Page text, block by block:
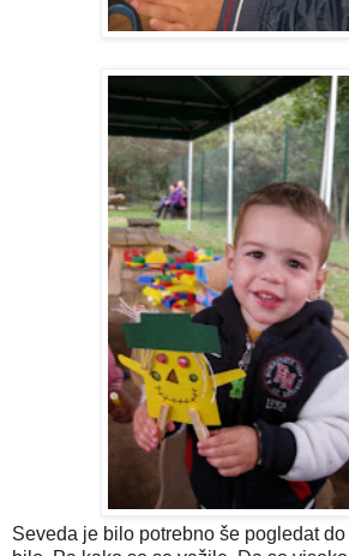
Seveda je bilo potrebno še pogledat